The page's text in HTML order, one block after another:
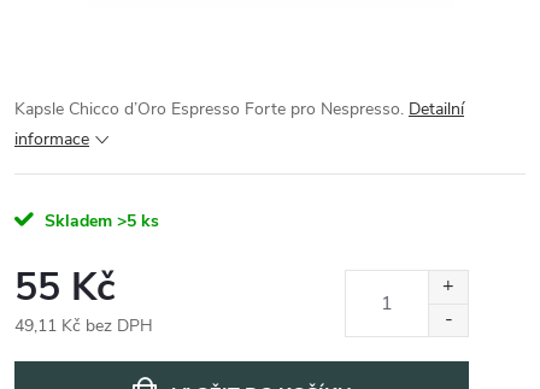
Kapsle Chicco d’Oro Espresso Forte pro Nespresso. Detailní
informace
Skladem >5 ks
55 Kč
49,11 Kč bez DPH